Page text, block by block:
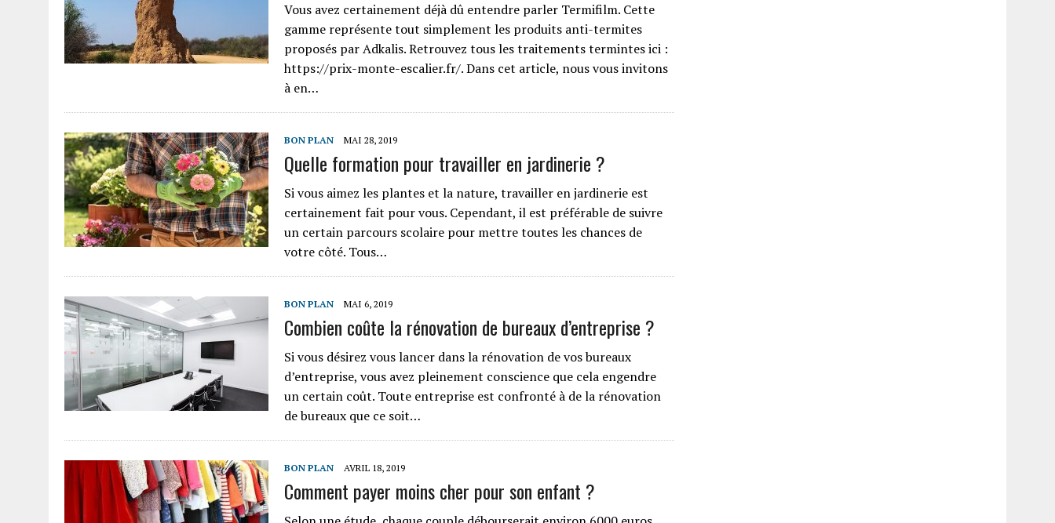
Vous avez certainement déjà dû entendre parler Termifilm. Cette
gamme représente tout simplement les produits anti-termites
proposés par Adkalis. Retrouvez tous les traitements termintes ici :
https://prix-monte-escalier.fr/. Dans cet article, nous vous invitons
à en…
BON PLAN MAI 28, 2019
Quelle formation pour travailler en jardinerie ?
Si vous aimez les plantes et la nature, travailler en jardinerie est
certainement fait pour vous. Cependant, il est préférable de suivre
un certain parcours scolaire pour mettre toutes les chances de
votre côté. Tous…
BON PLAN MAI 6, 2019
Combien coûte la rénovation de bureaux d’entreprise ?
Si vous désirez vous lancer dans la rénovation de vos bureaux
d’entreprise, vous avez pleinement conscience que cela engendre
un certain coût. Toute entreprise est confronté à de la rénovation
de bureaux que ce soit…
BON PLAN AVRIL 18, 2019
Comment payer moins cher pour son enfant ?